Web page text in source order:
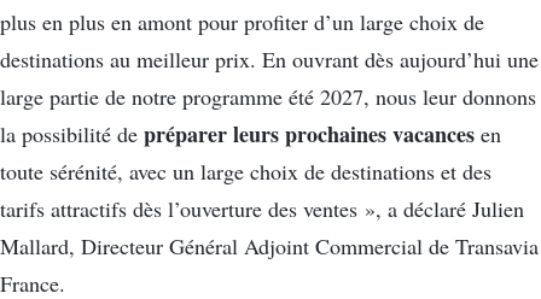
plus en plus en amont pour profiter d’un large choix de
destinations au meilleur prix. En ouvrant dès aujourd’hui une
large partie de notre programme été 2027, nous leur donnons
la possibilité de préparer leurs prochaines vacances en
toute sérénité, avec un large choix de destinations et des
tarifs attractifs dès l’ouverture des ventes », a déclaré Julien
Mallard, Directeur Général Adjoint Commercial de Transavia
France.